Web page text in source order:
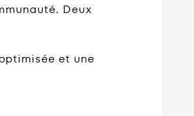
Deux
et une